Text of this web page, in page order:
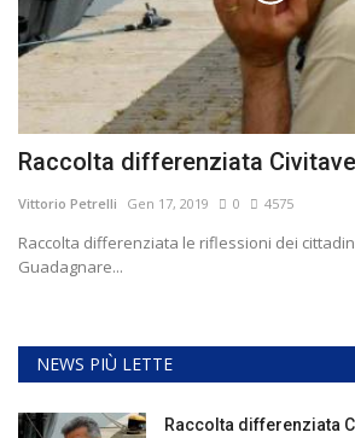
Raccolta differenziata
Vittorio Petrelli Gen 17, 2019 0 4575
Raccolta differenziata le riflessioni dei
Guadagnare...
NEWS PIÙ LETTE
Raccolta differenziata